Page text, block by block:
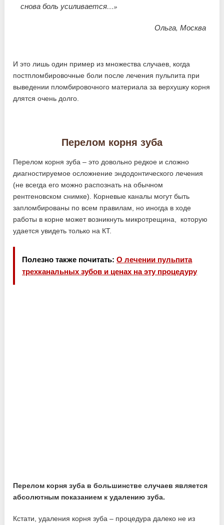
снова боль усиливается…»
Ольга, Москва
И это лишь один пример из множества случаев, когда
постпломбировочные боли после лечения пульпита при
выведении пломбировочного материала за верхушку корня
длятся очень долго.
Перелом корня зуба
Перелом корня зуба – это довольно редкое и сложно
диагностируемое осложнение эндодонтического лечения
(не всегда его можно распознать на обычном
рентгеновском снимке). Корневые каналы могут быть
запломбированы по всем правилам, но иногда в ходе
работы в корне может возникнуть микротрещина, которую
удается увидеть только на КТ.
Полезно также почитать:О лечении пульпита
трехканальных зубов и ценах на эту процедуру
Перелом корня зуба в большинстве случаев является
абсолютным показанием к удалению зуба.
Кстати, удаления корня зуба – процедура далеко не из